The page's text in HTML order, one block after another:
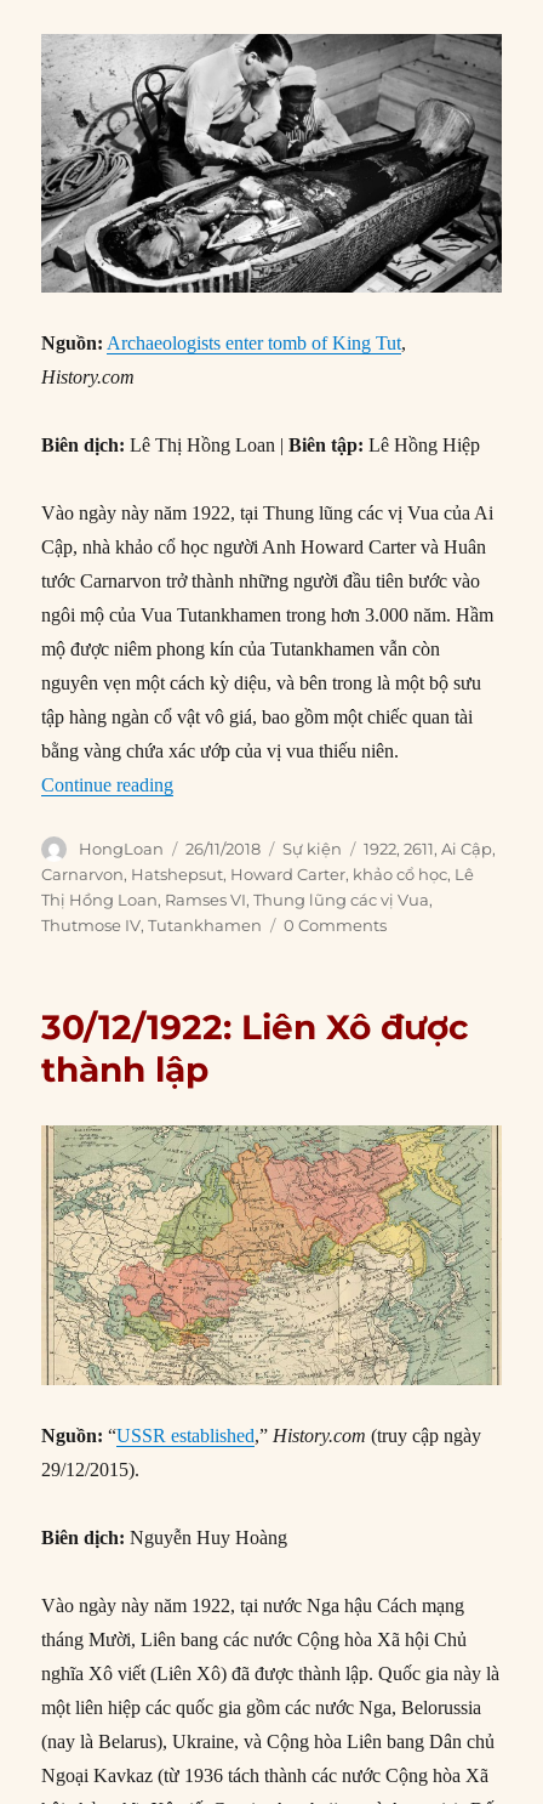
Nguồn: Archaeologists enter tomb of King Tut,
History.com
Biên dịch: Lê Thị Hồng Loan |Biên tập:Lê Hồng Hiệp
Vào ngày này năm 1922, tại Thung lũng các vị Vua của Ai
Cập, nhà khảo cổ học người Anh Howard Carter và Huân
tước Carnarvon trở thành những người đầu tiên bước vào
ngôi mộ của Vua Tutankhamen trong hơn 3.000 năm. Hầm
mộ được niêm phong kín của Tutankhamen vẫn còn
nguyên vẹn một cách kỳ diệu, và bên trong là một bộ sưu
tập hàng ngàn cổ vật vô giá, bao gồm một chiếc quan tài
bằng vàng chứa xác ướp của vị vua thiếu niên.
Continue reading“26/11/1922: Khám phá lăng mộ Vua
Author
HongLoan
Posted
on
26/11/2018 Categories
Sự kiện Tags
1922,2611,Ai Cập,
Carnarvon, Hatshepsut, Howard Carter, khảo cổ học, Lê
Thị Hồng Loan, Ramses VI,Thung lũng các vị Vua,
Thutmose IV,Tutankhamen 0 Comments
30/12/1922: Liên Xô được
thành lập
Nguồn: “USSR established,” History.com (truy cập ngày
29/12/2015).
Biên dịch: Nguyễn Huy Hoàng
Vào ngày này năm 1922, tại nước Nga hậu Cách mạng
tháng Mười, Liên bang các nước Cộng hòa Xã hội Chủ
nghĩa Xô viết (Liên Xô) đã được thành lập. Quốc gia này là
một liên hiệp các quốc gia gồm các nước Nga, Belorussia
(nay là Belarus), Ukraine, và Cộng hòa Liên bang Dân chủ
Ngoại Kavkaz (từ 1936 tách thành các nước Cộng hòa Xã